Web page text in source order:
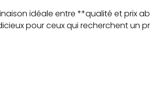
idéale entre **qualité et prix
pour ceux qui recherchent un